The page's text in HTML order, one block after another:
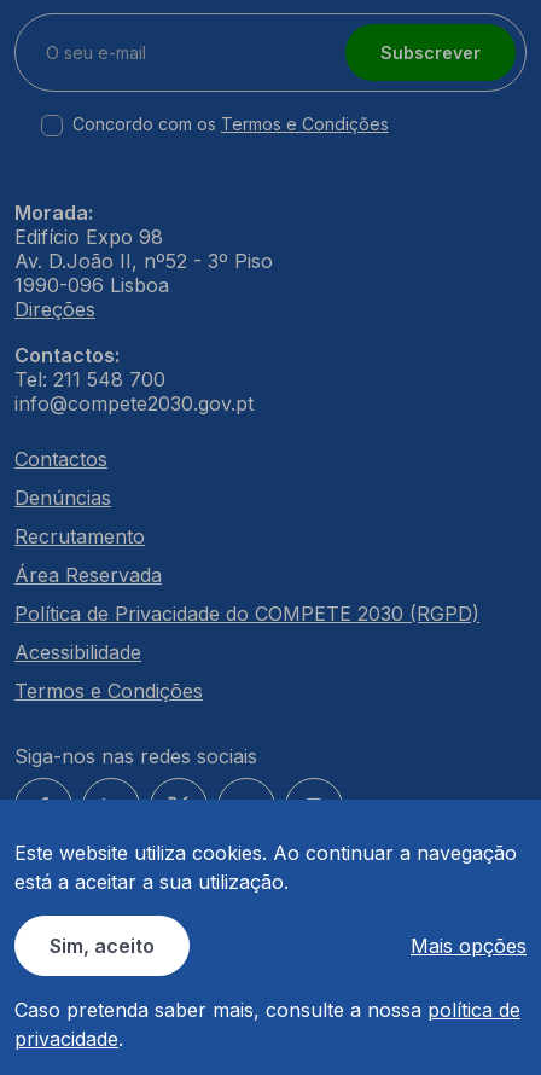
Este website utiliza cookies. Ao continuar a navegação
está a aceitar a sua utilização.
Sim, aceito Mais opções
Caso pretenda saber mais, consulte a nossa política de
privacidade.
Subscrever
Concordo com os Termos e Condições
Morada:
Edifício Expo 98
Av. D.João II, nº52 - 3º Piso
1990-096 Lisboa
Direções
Contactos:
Tel: 211 548 700
info@compete2030.gov.pt
Contactos
Denúncias
Recrutamento
Área Reservada
Política de Privacidade do COMPETE 2030 (RGPD)
Acessibilidade
Termos e Condições
Siga-nos nas redes sociais
© COMPETE 2030. Todos os direitos reservados.